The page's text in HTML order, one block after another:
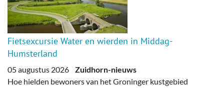
Fietsexcursie Water en wierden in Middag-
Humsterland
05 augustus 2026 Zuidhorn-nieuws
Hoe hielden bewoners van het Groninger kustgebied